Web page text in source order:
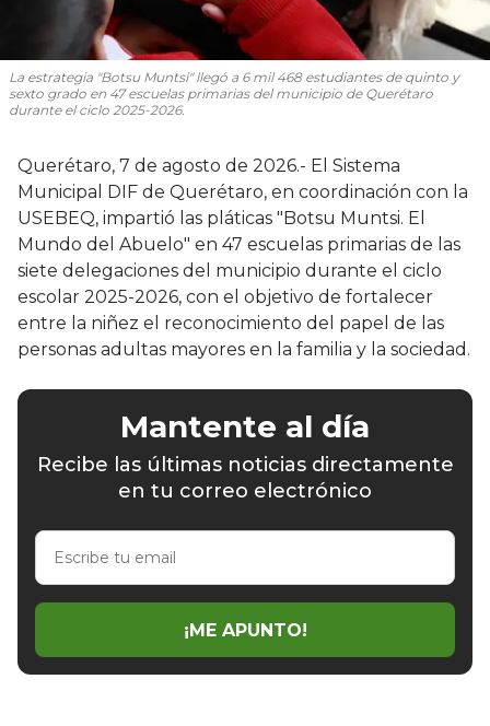
La estrategia "Botsu Muntsi" llegó a 6 mil 468 estudiantes de quinto y
sexto grado en 47 escuelas primarias del municipio de Querétaro
durante el ciclo 2025-2026.
Querétaro, 7 de agosto de 2026.- El Sistema
Municipal DIF de Querétaro, en coordinación con la
USEBEQ, impartió las pláticas "Botsu Muntsi. El
Mundo del Abuelo" en 47 escuelas primarias de las
siete delegaciones del municipio durante el ciclo
escolar 2025-2026, con el objetivo de fortalecer
entre la niñez el reconocimiento del papel de las
personas adultas mayores en la familia y la sociedad.
Mantente al día
Recibe las últimas noticias directamente
en tu correo electrónico
Escribe
email
¡ME APUNTO!